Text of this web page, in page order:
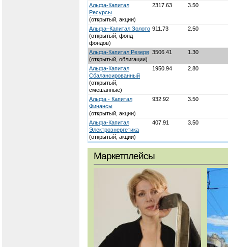
Альфа-Капитал
Ресурсы
(открытый, акции)
2317.63 3.50
Альфа–Капитал Золото
(открытый, фонд
фондов)
911.73 2.50
Альфа-Капитал Резерв
(открытый, облигации)
3506.41 1.30
Альфа-Капитал
Сбалансированный
(открытый,
смешанные)
1950.94 2.80
Альфа - Капитал
Финансы
(открытый, акции)
932.92 3.50
Альфа-Капитал
Электроэнергетика
(открытый, акции)
407.91 3.50
Маркетплейсы